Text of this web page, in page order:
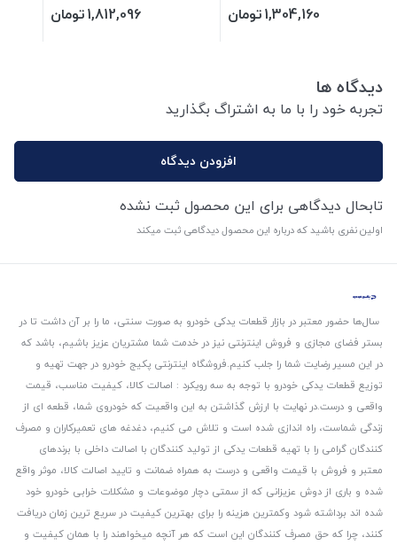
1,304,160تومان 1,812,096تومان
دیدگاه ها
تجربه خود را با ما به اشتراگ بگذارید
افزودن دیدگاه
تابحال دیدگاهی برای این محصول ثبت نشده
اولین نفری باشید که درباره این محصول دیدگاهی ثبت میکند
سال‌ها حضور معتبر در بازار قطعات یدکی خودرو به صورت سنتی، ما را بر آن داشت تا در
بستر فضای مجازی و فروش اینترنتی نیز در خدمت شما مشتریان عزیز باشیم، باشد که
در این مسیر رضایت شما را جلب کنیم.فروشگاه اینترنتی پکیج خودرو در جهت تهیه و
توزیع قطعات یدکی خودرو با توجه به سه رویکرد : اصالت کالا، کیفیت مناسب، قیمت
واقعی و درست.در نهایت با ارزش گذاشتن به این واقعیت که خودروی شما، قطعه ای از
زندگی شماست، راه اندازی شده است و تلاش می کنیم، دغدغه های تعمیرکاران و مصرف
کنندگان گرامی را با تهیه قطعات یدکی از تولید کنندگان با اصالت داخلی با برندهای
معتبر و فروش با قیمت واقعی و درست به همراه ضمانت و تایید اصالت کالا، موثر واقع
شده و باری از دوش عزیزانی که از سمتی دچار موضوعات و مشکلات خرابی خودرو خود
شده اند برداشته شود و‌کمترین هزینه را برای بهترین کیفیت در سریع ترین زمان دریافت
کنند، چرا که حق مصرف کنندگان این است که هر آنچه میخواهند را با همان کیفیت و